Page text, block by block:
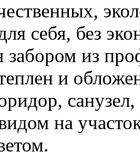
себя, без
из
и
на